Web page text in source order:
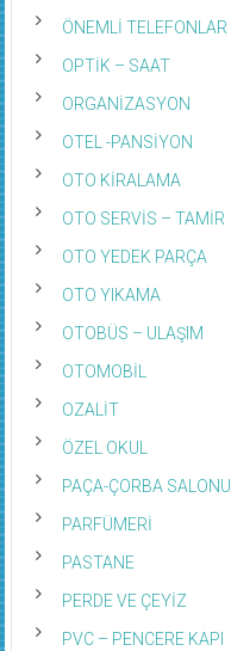
ÖNEMLİ TELEFONLAR
OPTİK – SAAT
ORGANİZASYON
OTEL -PANSİYON
OTO KİRALAMA
OTO SERVİS – TAMİR
OTO YEDEK PARÇA
OTO YIKAMA
OTOBÜS – ULAŞIM
OTOMOBİL
OZALİT
ÖZEL OKUL
PAÇA-ÇORBA SALONU
PARFÜMERİ
PASTANE
PERDE VE ÇEYİZ
PVC – PENCERE KAPI